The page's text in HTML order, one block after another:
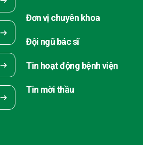
Đơn vị chuyên khoa
Đội ngũ bác sĩ
Tin hoạt động bệnh viện
Tin mời thầu